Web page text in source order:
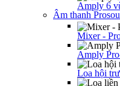
Amply 6
Âm thanh
Mixer -
Amply
Loa hội